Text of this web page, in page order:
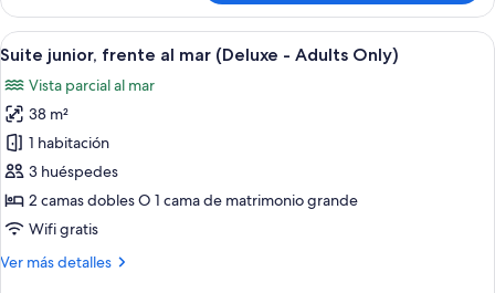
junior
(Deluxe-
Adults
Abrir
todas
las
fotos
de
Suite
junior,
frente
mar
Una cama con dosel, un televisor,
6
Suite junior, frente al mar (Deluxe - Adults Only)
Vista parcial al mar
38 m²
1 habitación
3 huéspedes
2 camas dobles O 1 cama de matrimonio grande
Wifi gratis
Ver más detalles
Más